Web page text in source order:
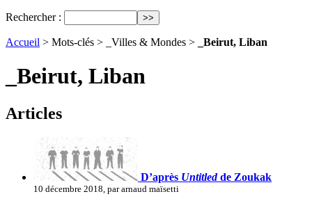
Rechercher :
Accueil > Mots-clés > _Villes & Mondes > _Beirut, Liban
_Beirut, Liban
Articles
D’après Untitledde Zoukak
10 décembre 2018, par arnaud maïsetti